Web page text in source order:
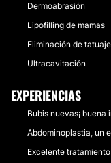
Dermoabrasión
Lipofilling de mamas
Eliminación de
Ultracavitación
EXPERIENCIAS
Bubis nuevas¡ buena
Abdominoplastia, un
Excelente tratamiento